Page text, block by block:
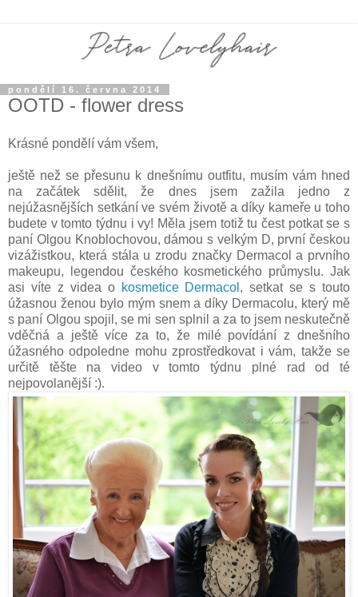
pondělí 16. června 2014
OOTD - flower dress
Krásné pondělí vám všem,
ještě než se přesunu k dnešnímu outfitu, musím vám hned
na začátek sdělit, že dnes jsem zažila jedno z
nejúžasnějších setkání ve svém životě a díky kameře u toho
budete v tomto týdnu i vy! Měla jsem totiž tu čest potkat se s
paní Olgou Knoblochovou, dámou s velkým D, první českou
vizážistkou, která stála u zrodu značky Dermacol a prvního
makeupu, legendou českého kosmetického průmyslu. Jak
asi víte z videa o kosmetice Dermacol , setkat se s touto
úžasnou ženou bylo mým snem a díky Dermacolu, který mě
s paní Olgou spojil, se mi sen splnil a za to jsem neskutečně
vděčná a ještě více za to, že milé povídání z dnešního
úžasného odpoledne mohu zprostředkovat i vám, takže se
určitě těšte na video v tomto týdnu plné rad od té
nejpovolanější :).